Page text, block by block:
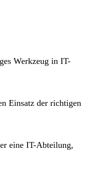
Werkzeug in IT-
Einsatz der richtigen
eine IT-Abteilung,